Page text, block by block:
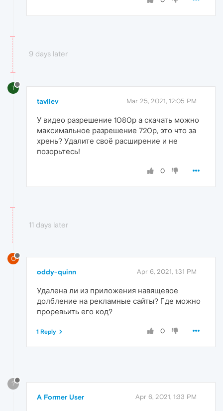
9 days later
T
tavilev Mar 25, 2021, 12:05 PM
У видео разрешение 1080р а скачать можно
максимальное разрешение 720р, это что за
хрень? Удалите своё расширение и не
позорьтесь!
0
11 days later
O
oddy-quinn Apr 6, 2021, 1:31 PM
Удалена ли из приложения навящевое
долбление на рекламные сайты? Где можно
проревьить его код?
0
1 Reply
?
A Former User Apr 6, 2021, 1:33 PM